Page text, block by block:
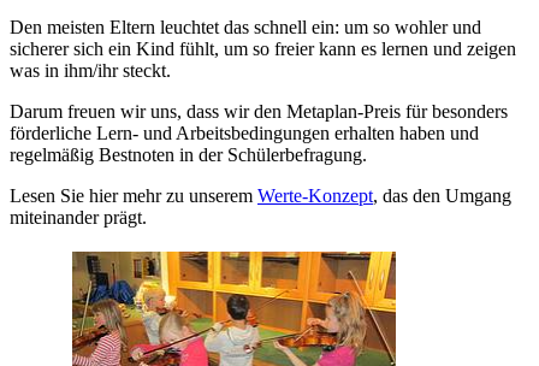
Den meisten Eltern leuchtet das schnell ein: um so wohler und
sicherer sich ein Kind fühlt, um so freier kann es lernen und zeigen
was in ihm/ihr steckt.
Darum freuen wir uns, dass wir den Metaplan-Preis für besonders
förderliche Lern- und Arbeitsbedingungen erhalten haben und
regelmäßig Bestnoten in der Schülerbefragung.
Lesen Sie hier mehr zu unserem Werte-Konzept, das den Umgang
miteinander prägt.